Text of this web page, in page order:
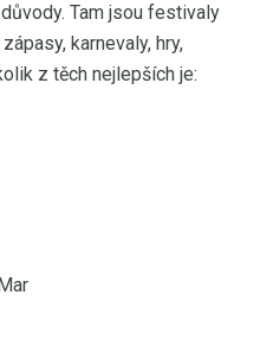
Tam jsou festivaly
karnevaly, hry,
z těch nejlepších je: